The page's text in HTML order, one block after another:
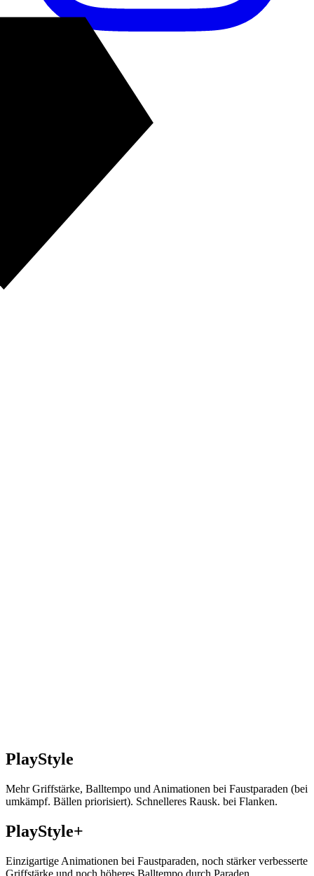
PlayStyle
Mehr Griffstärke, Balltempo und Animationen bei Faustparaden (bei
umkämpf. Bällen priorisiert). Schnelleres Rausk. bei Flanken.
PlayStyle+
Einzigartige Animationen bei Faustparaden, noch stärker verbesserte
Griffstärke und noch höheres Balltempo durch Paraden.